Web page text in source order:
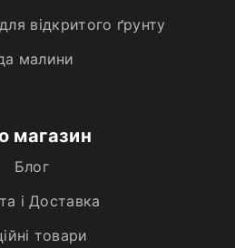
відкритого ґрунту
малини
магазин
Блог
і Доставка
товари